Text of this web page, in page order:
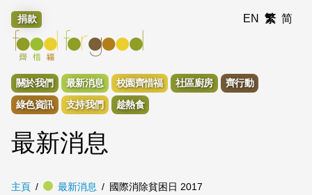
捐款 EN 繁 简
關於我們 最新消息 校園齊惜福 社區廚房
齊行動
綠色資訊
支持我們 趁熱食
最新消息
主頁 最新消息 國際消除貧困日 2017